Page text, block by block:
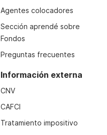
Agentes colocadores
Sección aprendé sobre
Fondos
Preguntas frecuentes
Información externa
CNV
CAFCI
Tratamiento impositivo